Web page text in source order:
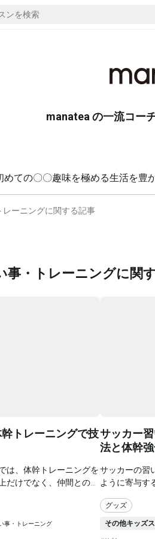
manatea の一流コー
めての〇〇趣味を極める生活を豊
ーニングに関する記事
事・トレーニングに関
トレーニングで技
は、体幹トレーニングを
だけでなく、仲間との絆
もたちの将来に役立つス
。バスケを通じて、健康
事・トレーニング
サッカー
法と体幹
サッカーの習
ように寄与す
おすすめ教室
報が満載で
グッズ
その他キッズ